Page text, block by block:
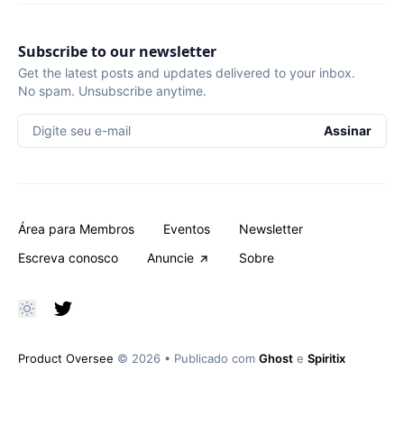
Subscribe to our newsletter
Get the latest posts and updates delivered to your inbox.
No spam. Unsubscribe anytime.
Digite seu e-mail Assinar
Área para Membros Eventos
Newsletter
Escreva conosco
Anuncie Sobre
Product Oversee © 2026 • Publicado com Ghost e Spiritix